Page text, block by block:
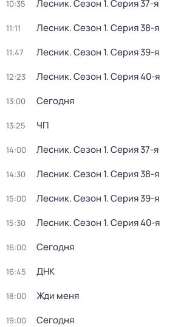
10:35 Лесник. Сезон 1. Серия 37-я
11:11 Лесник. Сезон 1. Серия 38-я
11:47 Лесник. Сезон 1. Серия 39-я
12:23 Лесник. Сезон 1. Серия 40-я
13:00 Сегодня
13:25 ЧП
14:00 Лесник. Сезон 1. Серия 37-я
14:30 Лесник. Сезон 1. Серия 38-я
15:00 Лесник. Сезон 1. Серия 39-я
15:30 Лесник. Сезон 1. Серия 40-я
16:00 Сегодня
16:45 ДНК
18:00 Жди меня
19:00 Сегодня